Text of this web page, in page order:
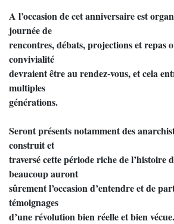
A l’occasion de cet anniversaire est
journée de
rencontres, débats, projections et repas
convivialité
devraient être au rendez-vous, et cela
multiples
générations.
Seront présents notamment des
construit et
traversé cette période riche de l’histoire
beaucoup auront
sûrement l’occasion d’entendre et de
témoignages
d’une révolution bien réelle et bien